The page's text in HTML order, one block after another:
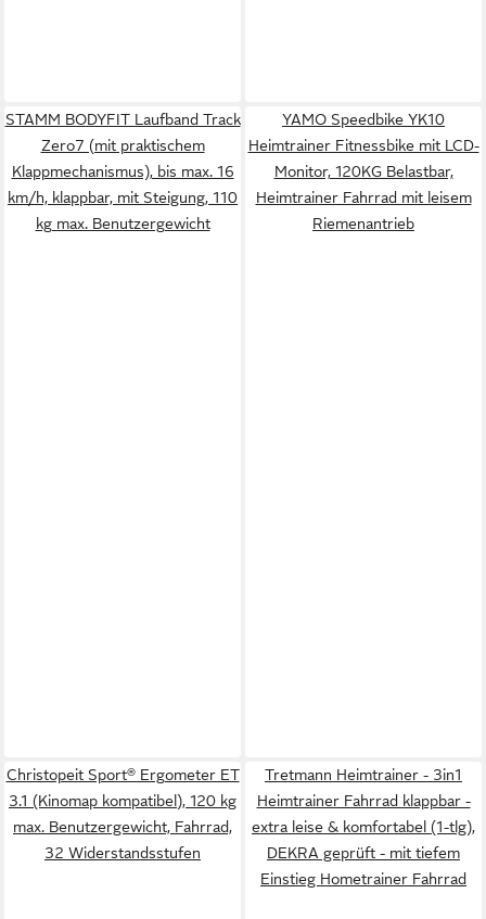
STAMM BODYFIT Laufband Track
Zero7 (mit praktischem
Klappmechanismus), bis max. 16
km/h, klappbar, mit Steigung, 110
kg max. Benutzergewicht
YAMO Speedbike YK10
Heimtrainer Fitnessbike mit LCD-
Monitor, 120KG Belastbar,
Heimtrainer Fahrrad mit leisem
Riemenantrieb
Christopeit Sport® Ergometer ET
3.1 (Kinomap kompatibel), 120 kg
max. Benutzergewicht, Fahrrad,
32 Widerstandsstufen
Tretmann Heimtrainer - 3in1
Heimtrainer Fahrrad klappbar -
extra leise & komfortabel (1-tlg),
DEKRA geprüft - mit tiefem
Einstieg Hometrainer Fahrrad